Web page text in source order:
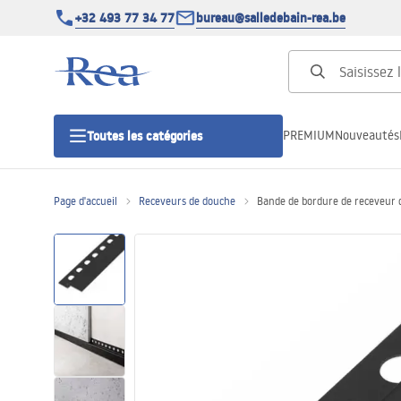
+32 493 77 34 77 bureau@salledebain-rea.be
Toutes les catégories
Portes de douche
Caniveaux de douche
PREMIUMNouveautés
Page d'accueil Receveurs de douche Bande de bordure de receveur